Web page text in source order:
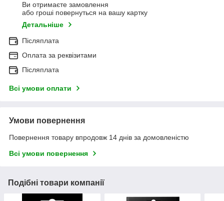
Ви отримаєте замовлення
або гроші повернуться на вашу картку
Детальніше
Післяплата
Оплата за реквізитами
Післяплата
Всі умови оплати
Умови повернення
Повернення товару впродовж 14 днів за домовленістю
Всі умови повернення
Подібні товари компанії